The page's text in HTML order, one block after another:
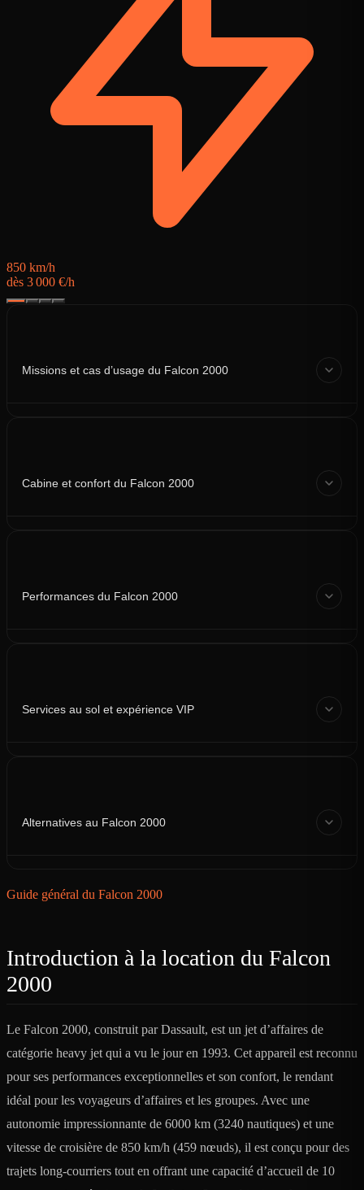
850 km/h
dès 3 000 €/h
Missions et cas d’usage du Falcon 2000
Cabine et confort du Falcon 2000
Performances du Falcon 2000
Services au sol et expérience VIP
Alternatives au Falcon 2000
Guide général du Falcon 2000
Introduction à la location du Falcon
2000
Le Falcon 2000, construit par Dassault, est un jet d’affaires de
catégorie heavy jet qui a vu le jour en 1993. Cet appareil est reconnu
pour ses performances exceptionnelles et son confort, le rendant
idéal pour les voyageurs d’affaires et les groupes. Avec une
autonomie impressionnante de 6000 km (3240 nautiques) et une
vitesse de croisière de 850 km/h (459 nœuds), il est conçu pour des
trajets long-courriers tout en offrant une capacité d’accueil de 10